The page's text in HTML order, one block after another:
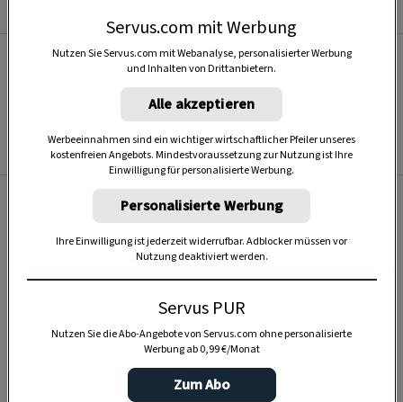
Mein Daheim
Servus.com mit Werbung
Nutzen Sie Servus.com mit Webanalyse, personalisierter Werbung
und Inhalten von Drittanbietern.
Alle akzeptieren
Werbeeinnahmen sind ein wichtiger wirtschaftlicher Pfeiler unseres
kostenfreien Angebots. Mindestvoraussetzung zur Nutzung ist Ihre
Einwilligung für personalisierte Werbung.
Personalisierte Werbung
Ihre Einwilligung ist jederzeit widerrufbar. Adblocker müssen vor
Nutzung deaktiviert werden.
Servus PUR
Nutzen Sie die Abo-Angebote von Servus.com ohne personalisierte
Werbung ab 0,99 €/Monat
Zum Abo